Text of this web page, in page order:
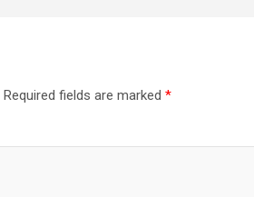
Required fields are marked *